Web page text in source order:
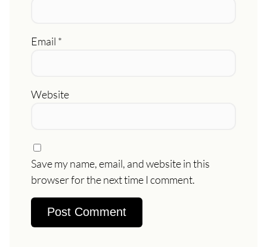
Email *
Website
Save my name, email, and website in this
browser for the next time I comment.